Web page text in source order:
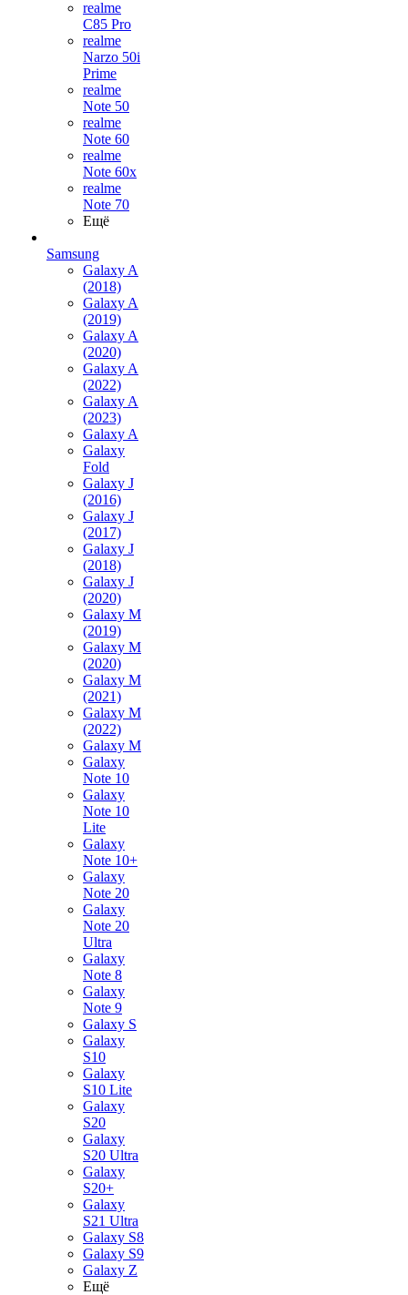
realme
C85 Pro
realme
Narzo 50i
Prime
realme
Note 50
realme
Note 60
realme
Note 60x
realme
Note 70
Ещё
Samsung
Galaxy A
(2018)
Galaxy A
(2019)
Galaxy A
(2020)
Galaxy A
(2022)
Galaxy A
(2023)
Galaxy A
Galaxy
Fold
Galaxy J
(2016)
Galaxy J
(2017)
Galaxy J
(2018)
Galaxy J
(2020)
Galaxy M
(2019)
Galaxy M
(2020)
Galaxy M
(2021)
Galaxy M
(2022)
Galaxy M
Galaxy
Note 10
Galaxy
Note 10
Lite
Galaxy
Note 10+
Galaxy
Note 20
Galaxy
Note 20
Ultra
Galaxy
Note 8
Galaxy
Note 9
Galaxy S
Galaxy
S10
Galaxy
S10 Lite
Galaxy
S20
Galaxy
S20 Ultra
Galaxy
S20+
Galaxy
S21 Ultra
Galaxy S8
Galaxy S9
Galaxy Z
Ещё